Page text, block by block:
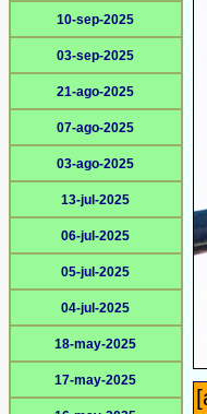
10-sep-2025
03-sep-2025
21-ago-2025
07-ago-2025
03-ago-2025
13-jul-2025
06-jul-2025
05-jul-2025
04-jul-2025
18-may-2025
17-may-2025